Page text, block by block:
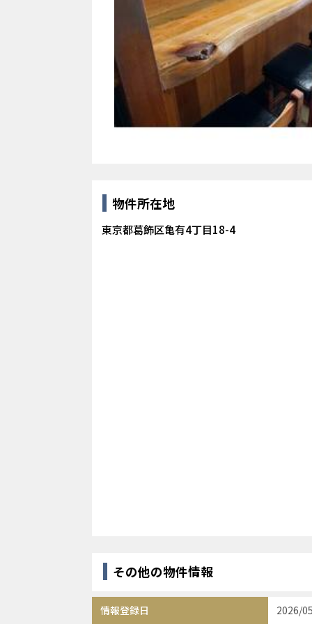
物件所在地
東京都葛飾区亀有4丁目18-4
その他の物件情報
情報登録日 2026/